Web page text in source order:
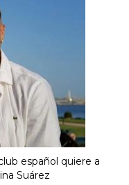
español quiere a
Suárez